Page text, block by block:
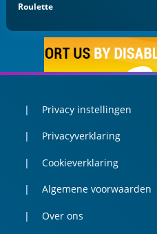
Roulette
Privacy instellingen
Privacyverklaring
Cookieverklaring
Algemene voorwaarden
Over ons